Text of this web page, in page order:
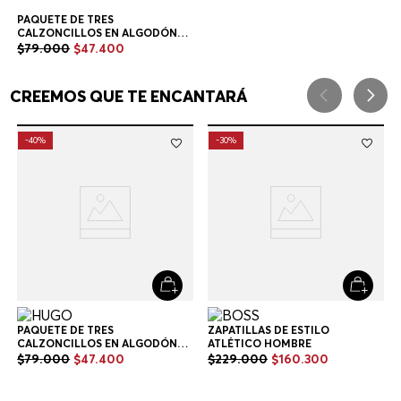
CALZONCILLOS EN ALGODÓN
ELÁSTICO CON LOGOS EN LA
CINTURA CALZONCILLOS
79.000
Multicolor
CREEMOS QUE TE ENCANTARÁ
ZAPATILLAS DE ESTILO
ATLÉTICO HOMBRE
$229.000 $160.300